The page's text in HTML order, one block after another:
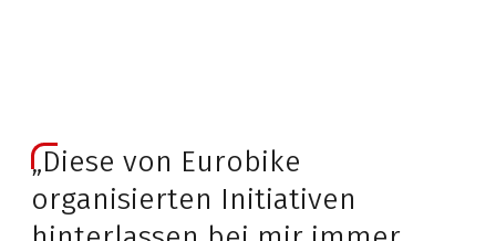
„Diese von Eurobike
organisierten Initiativen